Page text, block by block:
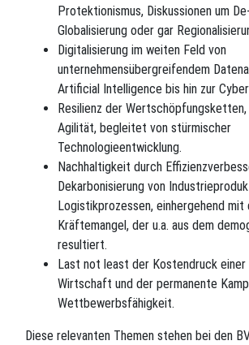
Protektionismus, Diskussionen um
Globalisierung oder gar
Digitalisierung im weiten Feld von
unternehmensübergreifendem
Artificial Intelligence bis hin zur
Resilienz der
Agilität, begleitet von stürmischer
Technologieentwicklung.
Nachhaltigkeit durch
Dekarbonisierung von
Logistikprozessen, einhergehend mit
Kräftemangel, der u.a. aus dem
resultiert.
Last not least der Kostendruck einer
Wirtschaft und der permanente
Wettbewerbsfähigkeit.
Diese relevanten Themen stehen bei den